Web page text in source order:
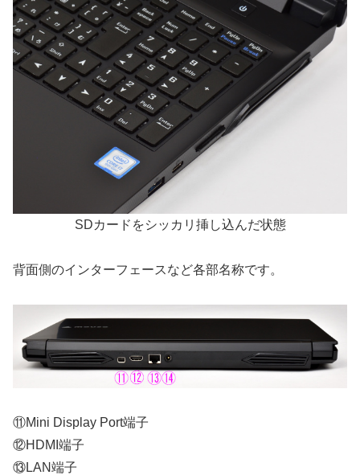
SDカードをシッカリ挿し込んだ状態
背面側のインターフェースなど各部名称です。
⑪Mini Display Port端子
⑫HDMI端子
⑬LAN端子